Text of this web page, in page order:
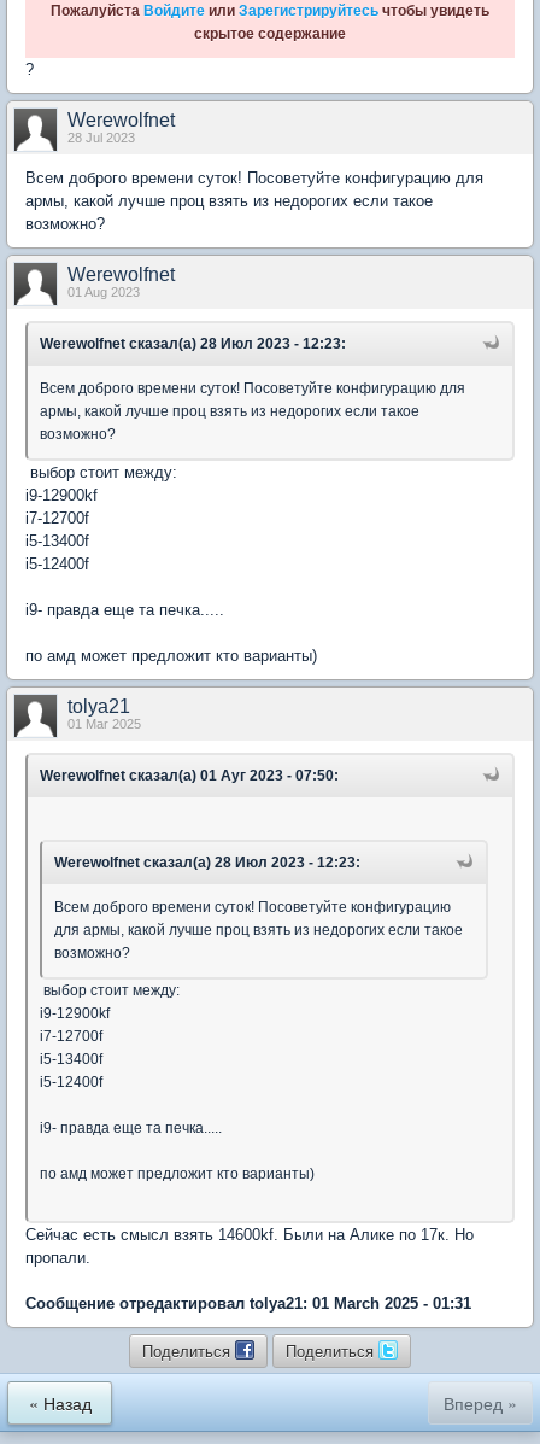
Пожалуйста Войдите или Зарегистрируйтесь чтобы увидеть
скрытое содержание
?
Werewolfnet
28 Jul 2023
Всем доброго времени суток! Посоветуйте конфигурацию для
армы, какой лучше проц взять из недорогих если такое
возможно?
Werewolfnet
01 Aug 2023
Werewolfnet сказал(а) 28 Июл 2023 - 12:23:
Всем доброго времени суток! Посоветуйте конфигурацию для
армы, какой лучше проц взять из недорогих если такое
возможно?
выбор стоит между:
i9-12900kf
i7-12700f
i5-13400f
i5-12400f
i9- правда еще та печка.....
по амд может предложит кто варианты)
tolya21
01 Mar 2025
Werewolfnet сказал(а) 01 Ауг 2023 - 07:50:
Werewolfnet сказал(а) 28 Июл 2023 - 12:23:
Всем доброго времени суток! Посоветуйте конфигурацию
для армы, какой лучше проц взять из недорогих если такое
возможно?
выбор стоит между:
i9-12900kf
i7-12700f
i5-13400f
i5-12400f
i9- правда еще та печка.....
по амд может предложит кто варианты)
Сейчас есть смысл взять 14600kf. Были на Алике по 17к. Но
пропали.
Сообщение отредактировал tolya21: 01 March 2025 - 01:31
Поделиться Поделиться
« Назад Вперед »